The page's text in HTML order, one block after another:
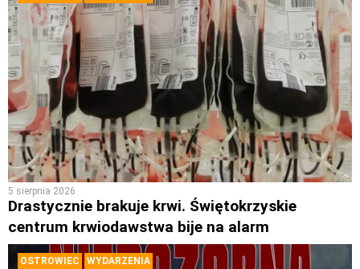
5 sierpnia 2026
Drastycznie brakuje krwi. Świętokrzyskie
centrum krwiodawstwa bije na alarm
OSTROWIEC WYDARZENIA